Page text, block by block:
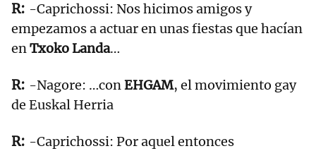
-Caprichossi: Nos hicimos amigos y
empezamos a actuar en unas fiestas que hacían
enTxoko Landa…
-Nagore: …conEHGAM, el movimiento gay
de Euskal Herria
-Caprichossi: Por aquel entonces